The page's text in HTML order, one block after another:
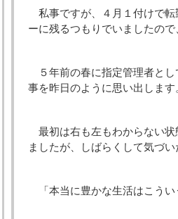
私事ですが、４月１付けで
ーに残るつもりでいましたの
５年前の春に指定管理者と
事を昨日のように思い出します
最初は右も左もわからない
ましたが、しばらくして気づい
「本当に豊かな生活はこう